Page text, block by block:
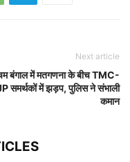
Next article
बंगाल में मतगणना के बीच TMC-
समर्थकों में झड़प, पुलिस ने संभाली
कमान